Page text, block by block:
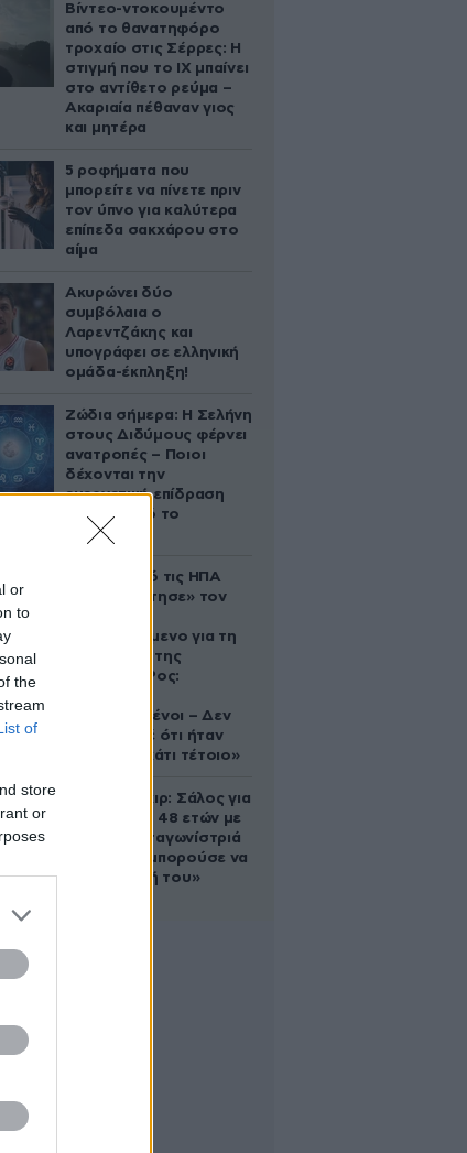
or
to
the
of
store
or
Βίντεο-ντοκουμέντο
από το θανατηφόρο
τροχαίο στις Σέρρες: Η
στιγμή που το ΙΧ μπαίνει
στο αντίθετο ρεύμα –
Ακαριαία πέθαναν γιος
και μητέρα
5 ροφήματα που
μπορείτε να πίνετε πριν
τον ύπνο για καλύτερα
επίπεδα σακχάρου στο
αίμα
Ακυρώνει δύο
συμβόλαια ο
Λαρεντζάκης και
υπογράφει σε ελληνική
ομάδα-έκπληξη!
Ζώδια σήμερα: Η Σελήνη
στους Διδύμους φέρνει
ανατροπές – Ποιοι
δέχονται την
ευεργετική επίδραση
του Δία από το
απόγευμα;
Ζευγάρι από τις ΗΠΑ
που «υιοθέτησε» τον
κατηγορούμενο για τη
δολοφονία της
Ελίζαμπεθ Ρος:
συντετριμμένοι – Δεν
έδειξε ποτέ ότι ήταν
ικανός για κάτι τέτοιο»
Ρίτσαρντ Γκιρ: Σάλος για
τη διαφορά 48 ετών με
τη συμπρωταγωνίστριά
του – «Θα μπορούσε να
είναι εγγονή του»